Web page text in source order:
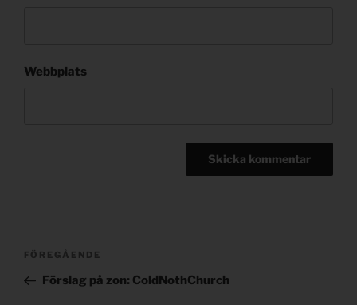
Webbplats
Post
Föregående
inlägg
FÖREGÅENDE
Förslag på zon: ColdNothChurch